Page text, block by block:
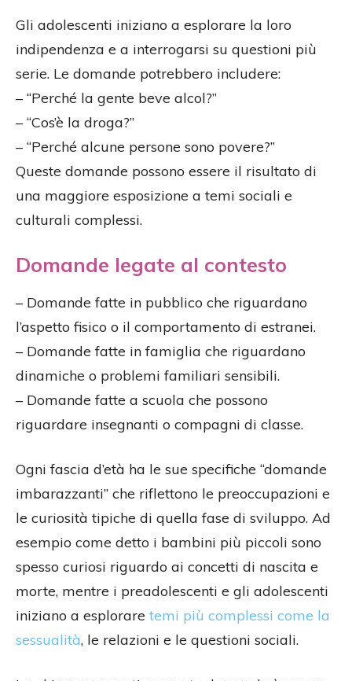
Gli adolescenti iniziano a esplorare la loro
indipendenza e a interrogarsi su questioni più
serie. Le domande potrebbero includere:
– “Perché la gente beve alcol?”
– “Cos’è la droga?”
– “Perché alcune persone sono povere?”
Queste domande possono essere il risultato di
una maggiore esposizione a temi sociali e
culturali complessi.
Domande legate al contesto
– Domande fatte in pubblico che riguardano
l’aspetto fisico o il comportamento di estranei.
– Domande fatte in famiglia che riguardano
dinamiche o problemi familiari sensibili.
– Domande fatte a scuola che possono
riguardare insegnanti o compagni di classe.
Ogni fascia d’età ha le sue specifiche “domande
imbarazzanti” che riflettono le preoccupazioni e
le curiosità tipiche di quella fase di sviluppo. Ad
esempio come detto i bambini più piccoli sono
spesso curiosi riguardo ai concetti di nascita e
morte, mentre i preadolescenti e gli adolescenti
iniziano a esplorare temi più complessi come la
sessualità, le relazioni e le questioni sociali.